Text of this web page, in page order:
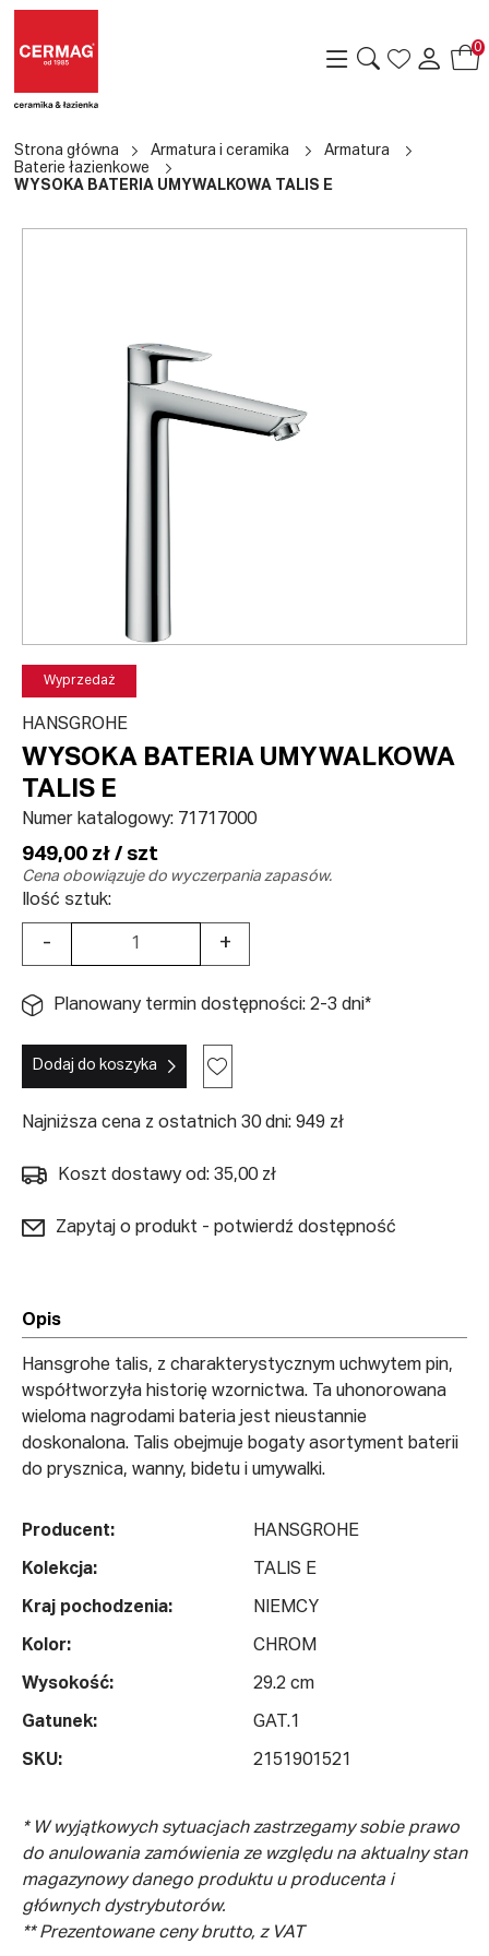
0
Strona główna Armatura i ceramika
Armatura
Baterie łazienkowe
WYSOKA BATERIA UMYWALKOWA TALIS E
Wyprzedaż
HANSGROHE
WYSOKA BATERIA UMYWALKOWA
TALIS E
Numer katalogowy: 71717000
949,00 zł / szt
Cena obowiązuje do wyczerpania zapasów.
Ilość sztuk:
- +
Planowany termin dostępności: 2-3 dni*
Dodaj do koszyka
Najniższa cena z ostatnich 30 dni: 949 zł
Koszt dostawy od: 35,00 zł
Zapytaj o produkt - potwierdź dostępność
Opis
Hansgrohe talis, z charakterystycznym uchwytem pin,
współtworzyła historię wzornictwa. Ta uhonorowana
wieloma nagrodami bateria jest nieustannie
doskonalona. Talis obejmuje bogaty asortyment baterii
do prysznica, wanny, bidetu i umywalki.
Producent: HANSGROHE
Kolekcja: TALIS E
Kraj pochodzenia: NIEMCY
Kolor: CHROM
Wysokość: 29.2 cm
Gatunek: GAT.1
SKU: 2151901521
* W wyjątkowych sytuacjach zastrzegamy sobie prawo
do anulowania zamówienia ze względu na aktualny stan
magazynowy danego produktu u producenta i
głównych dystrybutorów.
** Prezentowane ceny brutto, z VAT